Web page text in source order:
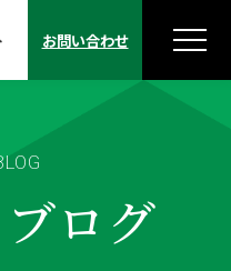
お問い合わせ
ログ